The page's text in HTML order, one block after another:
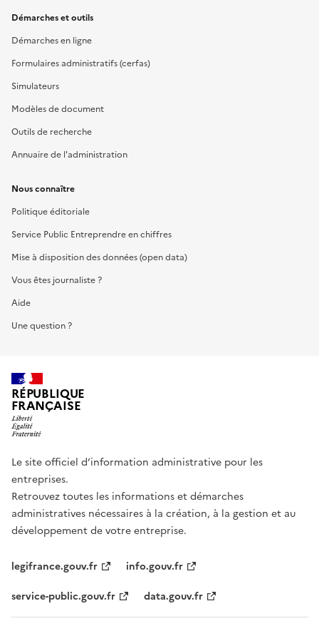
Démarches et outils
Démarches en ligne
Formulaires administratifs (cerfas)
Simulateurs
Modèles de document
Outils de recherche
Annuaire de l'administration
Nous connaître
Politique éditoriale
Service Public Entreprendre en chiffres
Mise à disposition des données (open data)
Vous êtes journaliste ?
Aide
Une question ?
RÉPUBLIQUE
FRANÇAISE
Le site officiel d’information administrative pour les
entreprises.
Retrouvez toutes les informations et démarches
administratives nécessaires à la création, à la gestion et au
développement de votre entreprise.
legifrance.gouv.fr
info.gouv.fr
service-public.gouv.fr
data.gouv.fr